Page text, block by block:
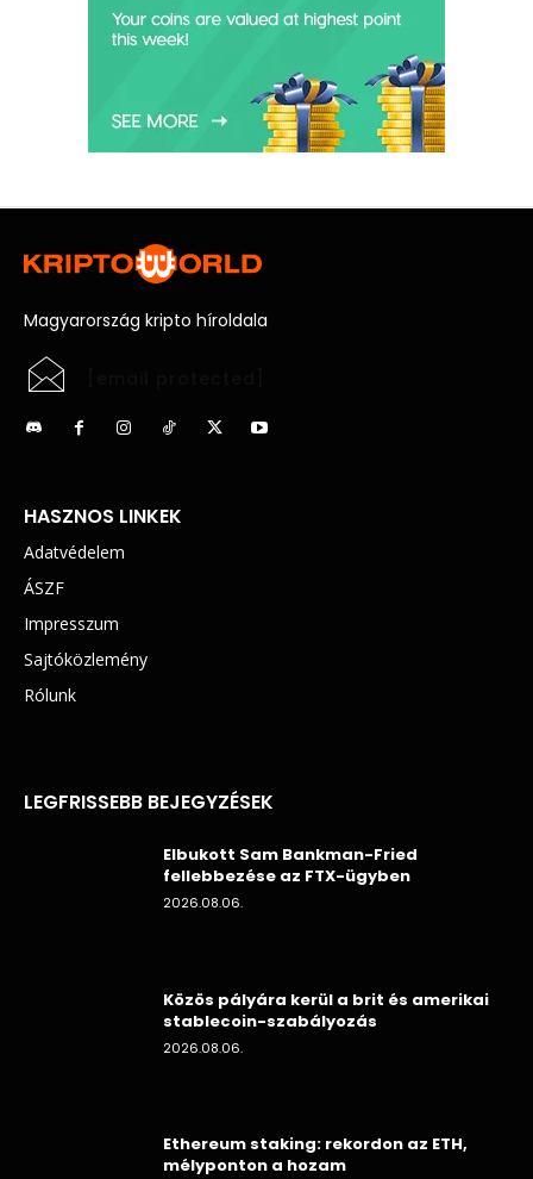
Magyarország kripto híroldala
HASZNOS LINKEK
Adatvédelem
ÁSZF
Impresszum
Sajtóközlemény
Rólunk
LEGFRISSEBB BEJEGYZÉSEK
Elbukott Sam Bankman-Fried
fellebbezése az FTX-ügyben
2026.08.06.
Közös pályára kerül a brit és amerikai
stablecoin-szabályozás
2026.08.06.
Ethereum staking: rekordon az ETH,
mélyponton a hozam